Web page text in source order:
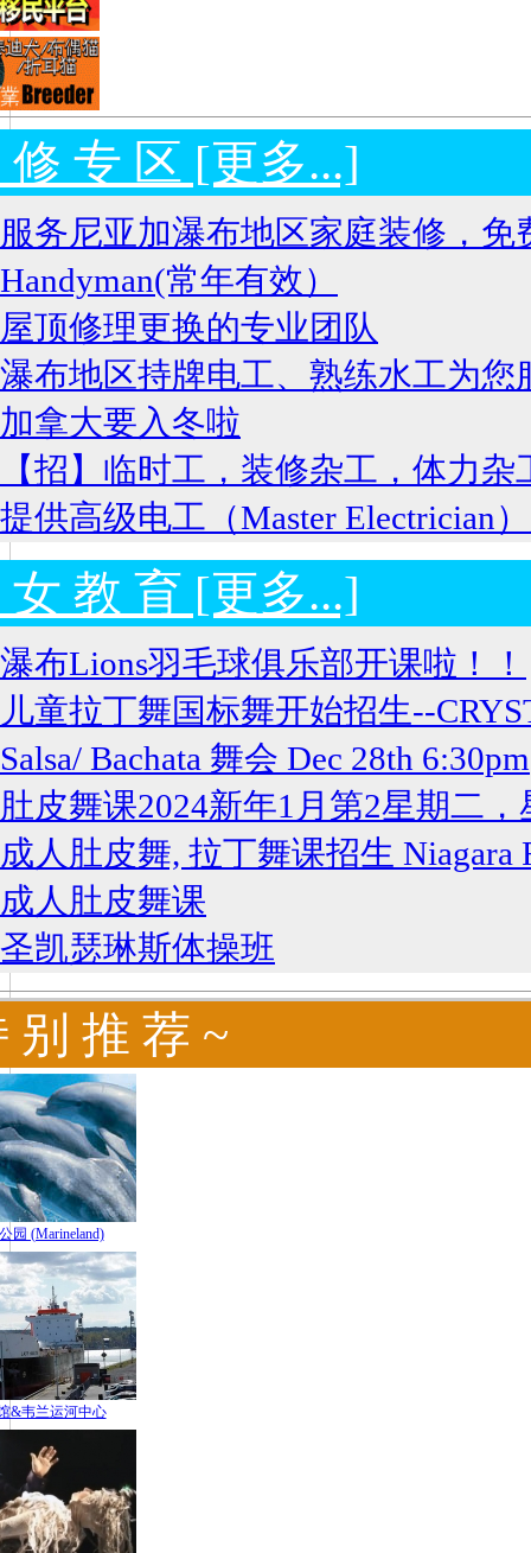
修 专 区 [更多...]
服务尼亚加瀑布地区家庭装修，免
Handyman(常年有效）
屋顶修理更换的专业团队
瀑布地区持牌电工、熟练水工为您
加拿大要入冬啦
【招】临时工，装修杂工，体力杂
提供高级电工（Master Electrician
女 教 育 [更多...]
瀑布Lions羽毛球俱乐部开课啦！！
儿童拉丁舞国标舞开始招生--
Salsa/ Bachata 舞会 Dec 28th 6:30pm
肚皮舞课2024新年1月第2星期二
成人肚皮舞, 拉丁舞课招生 Niagara
成人肚皮舞课
圣凯瑟琳斯体操班
别 推 荐 ~
园 (Marineland)
&韦兰运河中心